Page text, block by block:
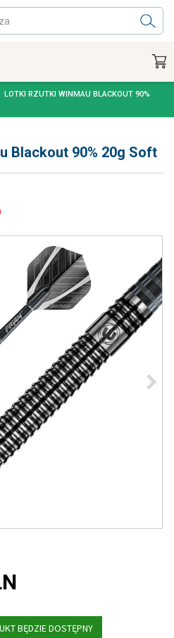
LOTKI RZUTKI WINMAU BLACKOUT 90%
Blackout 90% 20g Soft
BĘDZIE DOSTĘPNY